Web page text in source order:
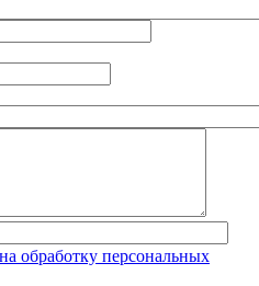
обработку персональных